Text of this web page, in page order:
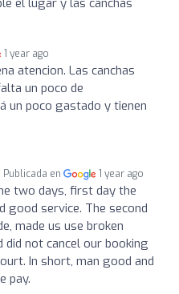
el lugar y las canchas
1 year ago
atencion. Las canchas
un poco de
un poco gastado y tienen
Publicada en 1 year ago
two days, first day the
good service. The second
made us use broken
not cancel our booking
In short, man good and
pay.